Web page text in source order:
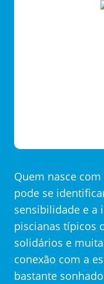
Quem nasce
pode se
sensibilidade e a
piscianas típicos
solidários e
conexão com a
bastante